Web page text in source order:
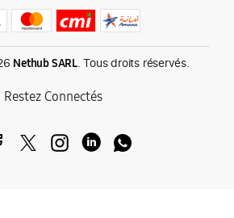
chez Mediazone
les références incontournables :
Nethub SARL. Tous droits réservés.
Restez Connectés